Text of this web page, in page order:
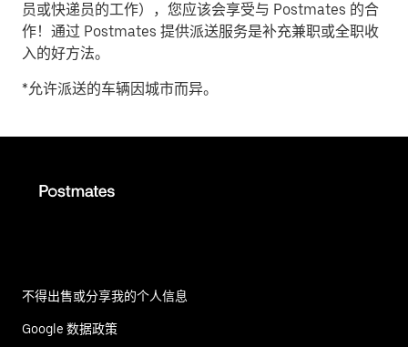
员或快递员的工作），您应该会享受与 Postmates 的合
作！通过 Postmates 提供派送服务是补充兼职或全职收
入的好方法。
*允许派送的车辆因城市而异。
不得出售或分享我的个人信息
Google 数据政策